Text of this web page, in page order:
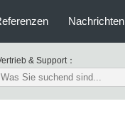
Nachrichten
& Support：